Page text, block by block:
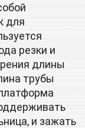
для
резки и
длины
трубы
и зажать